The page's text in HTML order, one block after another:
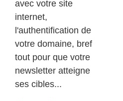
avec votre site
internet,
l'authentification de
votre domaine, bref
tout pour que votre
newsletter atteigne
ses cibles...